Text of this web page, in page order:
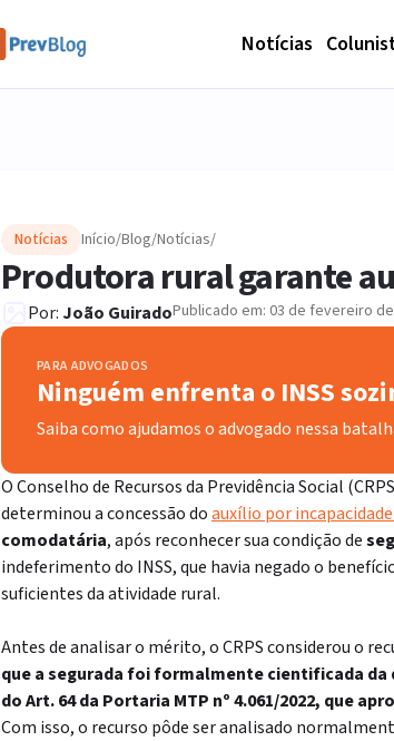
Notícias
Notícias Início/Blog/Notícias/
Produtora rural garante
Por: João GuiradoPublicado em: 03 de fevereiro
PARA ADVOGADOS
Ninguém enfrenta o INSS
Saiba como ajudamos o advogado nessa
O Conselho de Recursos da Previdência Social
determinou a concessão doauxílio por
comodatária, após reconhecer sua condição de
indeferimento do INSS, que havia negado o
suficientes da atividade rural.
Antes de analisar o mérito, o CRPS considerou o
que a segurada foi formalmente cientificada
do Art. 64 da Portaria MTP nº 4.061/2022, que
Com isso, o recurso pôde ser analisado